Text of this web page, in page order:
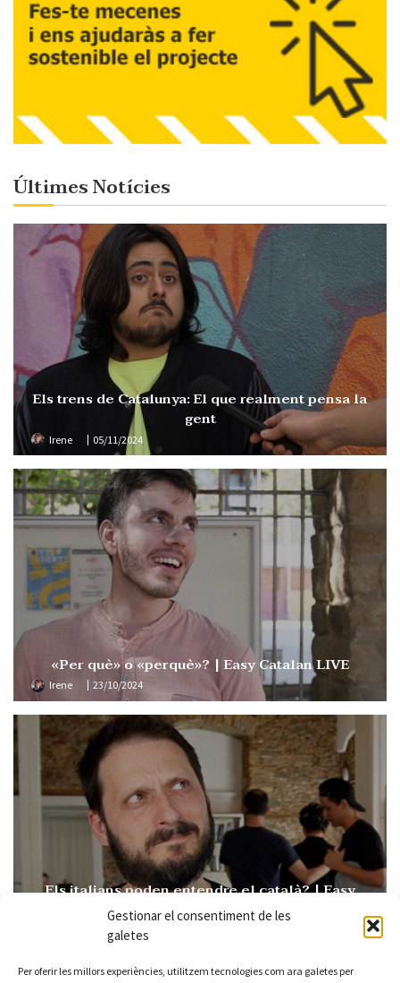
Gestionar el consentiment de les
galetes
Per oferir les millors experiències, utilitzem tecnologies com ara galetes per
Últimes Notícies
Els trens de Catalunya: El que realment pensa la
gent
Irene 05/11/2024
«Per què» o «perquè»? | Easy Catalan LIVE
Irene 23/10/2024
Els italians poden entendre el català? | Easy
Catalan 109
15/10/2024